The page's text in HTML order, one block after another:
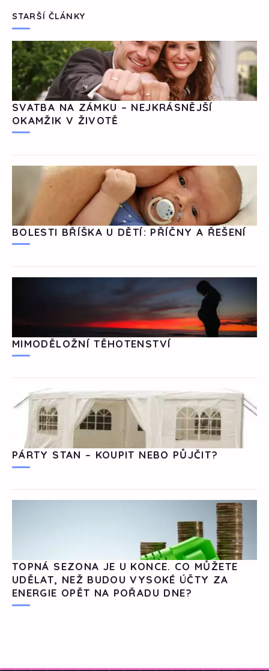
STARŠÍ ČLÁNKY
SVATBA NA ZÁMKU – NEJKRÁSNĚJŠÍ
OKAMŽIK V ŽIVOTĚ
BOLESTI BŘÍŠKA U DĚTÍ: PŘÍČNY A ŘEŠENÍ
MIMODĚLOŽNÍ TĚHOTENSTVÍ
PÁRTY STAN – KOUPIT NEBO PŮJČIT?
TOPNÁ SEZONA JE U KONCE. CO MŮŽETE
UDĚLAT, NEŽ BUDOU VYSOKÉ ÚČTY ZA
ENERGIE OPĚT NA POŘADU DNE?